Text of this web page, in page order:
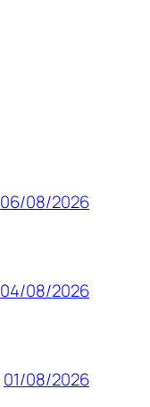
06/08/2026
04/08/2026
01/08/2026